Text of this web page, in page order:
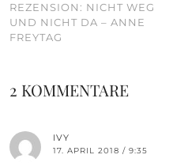
REZENSION: NICHT WEG
UND NICHT DA – ANNE
FREYTAG
2 KOMMENTARE
IVY
17. APRIL 2018 / 9:35